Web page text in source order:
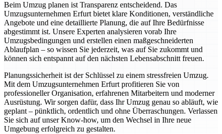
Beim Umzug planen ist Transparenz entscheidend. Das
Umzugsunternehmen Erfurt bietet klare Konditionen, verständliche
Angebote und eine detaillierte Planung, die auf Ihre Bedürfnisse
abgestimmt ist. Unsere Experten analysieren vorab Ihre
Umzugsbedingungen und erstellen einen maßgeschneiderten
Ablaufplan – so wissen Sie jederzeit, was auf Sie zukommt und
können sich entspannt auf den nächsten Lebensabschnitt freuen.
Planungssicherheit ist der Schlüssel zu einem stressfreien Umzug.
Mit dem Umzugsunternehmen Erfurt profitieren Sie von
professioneller Organisation, erfahrenen Mitarbeitern und moderner
Ausrüstung. Wir sorgen dafür, dass Ihr Umzug genau so abläuft, wie
geplant – pünktlich, ordentlich und ohne Überraschungen. Verlassen
Sie sich auf unser Know-how, um den Wechsel in Ihre neue
Umgebung erfolgreich zu gestalten.